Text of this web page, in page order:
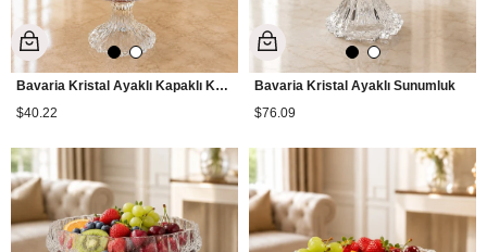
Bavaria Kristal Ayaklı Kapaklı Kase
$40.22
Bavaria Kristal Ayaklı Sunumluk
$76.09